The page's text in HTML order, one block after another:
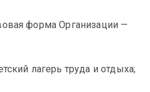
форма Организации —
лагерь труда и отдыха;